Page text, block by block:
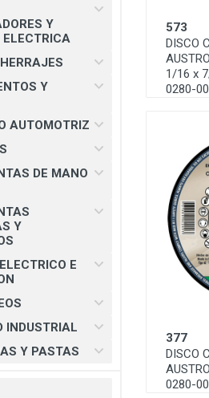
DE MANO Y
ELECTRICAS Y
E
3M
Y PASTAS
Y
ELECTRICA
Y
AUTOMOTRIZ
DE MANO
Y
E
INDUSTRIAL
Y PASTAS
573
DISCO
1/16 x
0280-
377
DISCO
0280-